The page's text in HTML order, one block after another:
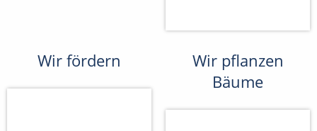
Wir fördern
Wir pflanzen
Bäume